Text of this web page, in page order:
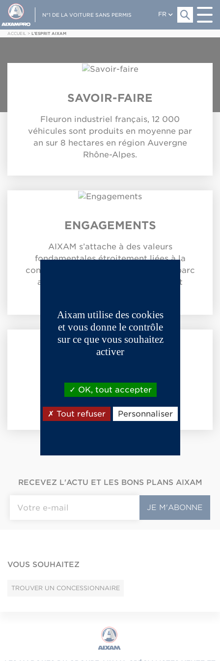
N°1 DE LA VOITURE SANS PERMIS FR
ACCUEIL > L'ESPRIT AIXAM
SAVOIR-FAIRE
Fleuron industriel français, 12 000
véhicules sont produits en moyenne par
an sur 8 hectares en région Auvergne
Rhône-Alpes.
ENGAGEMENTS
AIXAM s’attache à des valeurs
fondamentales étroitement liées à la
conjoncture, la réalité du marché, le parc
automobile, ainsi que la mobilité et
De 1975 à nos jours, retrouvez les
véhicules qui ont fait l’histoire des
marques AIXAM-MEGA.
RECEVEZ L'ACTU ET LES BONS PLANS AIXAM
VOUS SOUHAITEZ
TROUVER UN CONCESSIONNAIRE
Aixam utilise des cookies
et vous donne le contrôle
sur ce que vous souhaitez
activer
OK, tout accepter
Tout refuser Personnaliser